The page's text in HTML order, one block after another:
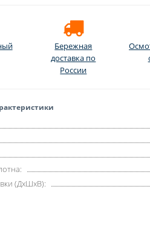
Бережная
доставка по
России
(ДxШxВ):